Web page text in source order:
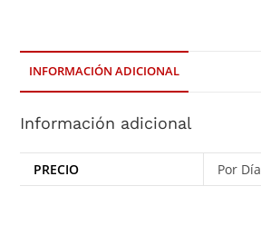
INFORMACIÓN ADICIONAL
Información adicional
PRECIO Por Día